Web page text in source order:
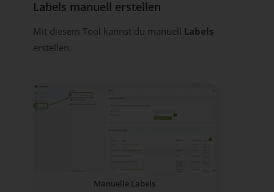
Labels manuell erstellen
Mit diesem Tool kannst du manuell Labels
erstellen.
Manuelle Labels